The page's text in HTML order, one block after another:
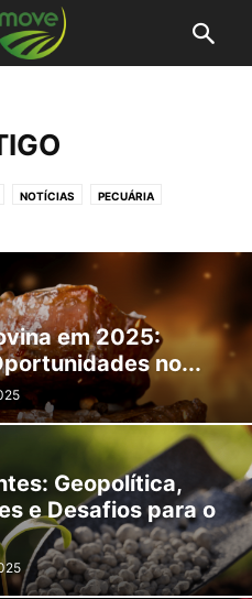
NOTÍCIAS PECUÁRIA
em 2025:
no...
Geopolítica,
e Desafios para o